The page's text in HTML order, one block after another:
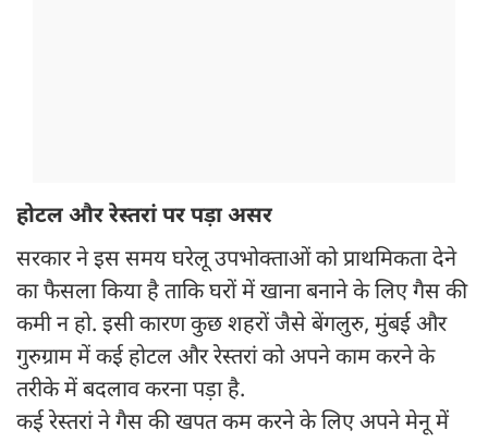
होटल और रेस्तरां पर पड़ा असर
सरकार ने इस समय घरेलू उपभोक्ताओं को प्राथमिकता देने
का फैसला किया है ताकि घरों में खाना बनाने के लिए गैस की
कमी न हो. इसी कारण कुछ शहरों जैसे बेंगलुरु, मुंबई और
गुरुग्राम में कई होटल और रेस्तरां को अपने काम करने के
तरीके में बदलाव करना पड़ा है.
कई रेस्तरां ने गैस की खपत कम करने के लिए अपने मेनू में